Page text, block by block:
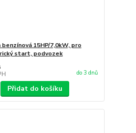
15HP/7,0kW, pro
start, podvozek
do 3 dnů
Přidat do košíku